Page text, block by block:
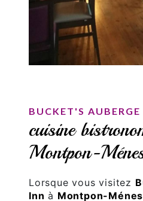
BUCKET'S AUBERGE
cuisine
Montpon-
Lorsque vous visitez
Inn à Montpon-